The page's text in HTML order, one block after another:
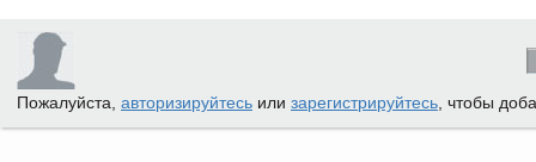
Пожалуйста, авторизируйтесь или зарегистрируйтесь , чтобы